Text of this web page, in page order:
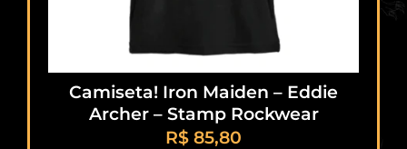
Camiseta! Iron Maiden – Eddie
Archer – Stamp Rockwear
R$ 85,80